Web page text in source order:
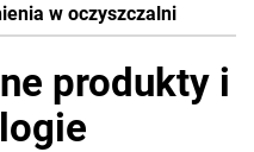
w oczyszczalni
produkty i